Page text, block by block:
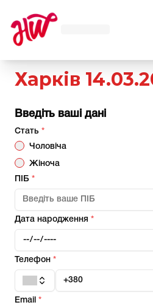
Харків
Введіть ваші дані
Стать *
Чоловіча
Жіноча
ПІБ *
Дата народження *
Телефон *
Email *